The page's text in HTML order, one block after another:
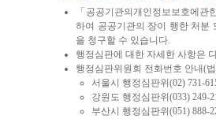
「공공기관의개인정보보호에
하여 공공기관의 장이 행한 처분
을 청구할 수 있습니다.
행정심판에 대한 자세한 사항은
행정심판위원회 전화번호 안내(
서울시 행정심판위(02) 731-
강원도 행정심판위(033) 249-
부산시 행정심판위(051) 888-